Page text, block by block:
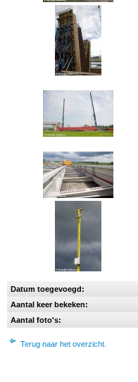
Datum toegevoegd:
Aantal keer bekeken:
Aantal foto's:
Terug naar het overzicht.